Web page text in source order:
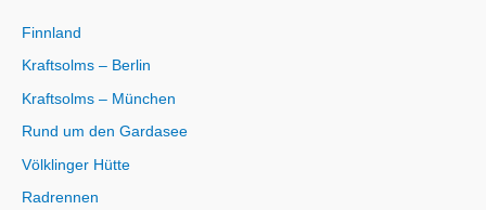
Finnland
Kraftsolms – Berlin
Kraftsolms – München
Rund um den Gardasee
Völklinger Hütte
Radrennen